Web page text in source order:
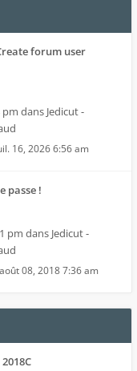
forum user
pm dans Jedicut -
16, 2026 6:56 am
passe !
pm dans Jedicut -
08, 2018 7:36 am